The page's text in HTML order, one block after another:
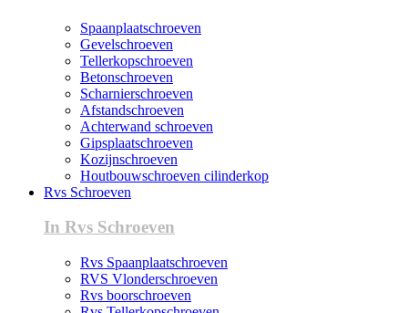
Spaanplaatschroeven
Gevelschroeven
Tellerkopschroeven
Betonschroeven
Scharnierschroeven
Afstandschroeven
Achterwand schroeven
Gipsplaatschroeven
Kozijnschroeven
Houtbouwschroeven cilinderkop
Rvs Schroeven
In Rvs Schroeven
Rvs Spaanplaatschroeven
RVS Vlonderschroeven
Rvs boorschroeven